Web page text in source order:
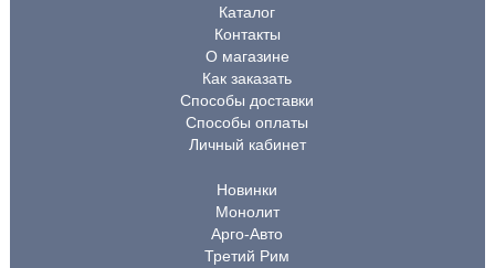
Каталог
Контакты
О магазине
Как заказать
Способы доставки
Способы оплаты
Личный кабинет
Новинки
Монолит
Арго-Авто
Третий Рим